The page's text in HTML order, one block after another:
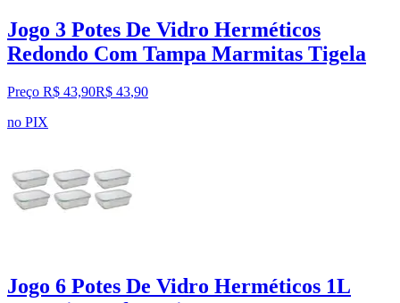
Jogo 3 Potes De Vidro Herméticos
Redondo Com Tampa Marmitas Tigela
Preço R$ 43,90R$ 43,90
no PIX
Jogo 6 Potes De Vidro Herméticos 1L